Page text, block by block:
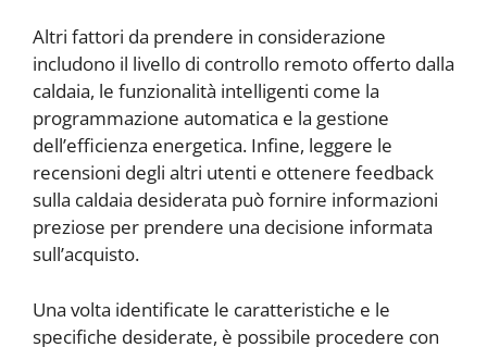
Altri fattori da prendere in considerazione
includono il livello di controllo remoto offerto dalla
caldaia, le funzionalità intelligenti come la
programmazione automatica e la gestione
dell’efficienza energetica. Infine, leggere le
recensioni degli altri utenti e ottenere feedback
sulla caldaia desiderata può fornire informazioni
preziose per prendere una decisione informata
sull’acquisto.
Una volta identificate le caratteristiche e le
specifiche desiderate, è possibile procedere con